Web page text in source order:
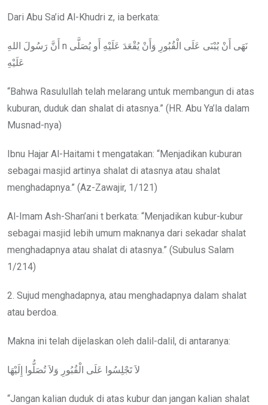
Dari Abu Sa’id Al-Khudri z, ia berkata:
أَنَّ رَسُولَ اللهِ n نَهَى أَنْ يُبْنَى عَلَى الْقُبُورِ وَأَنْ يُقْعَدَ عَلَيْهِ أَو يُصَلَّى
عَلَيْهِ
“Bahwa Rasulullah telah melarang untuk membangun di atas
kuburan, duduk dan shalat di atasnya.” (HR. Abu Ya’la dalam
Musnad-nya)
Ibnu Hajar Al-Haitami t mengatakan: “Menjadikan kuburan
sebagai masjid artinya shalat di atasnya atau shalat
menghadapnya.” (Az-Zawajir, 1/121)
Al-Imam Ash-Shan’ani t berkata: “Menjadikan kubur-kubur
sebagai masjid lebih umum maknanya dari sekadar shalat
menghadapnya atau shalat di atasnya.” (Subulus Salam
1/214)
2. Sujud menghadapnya, atau menghadapnya dalam shalat
atau berdoa.
Makna ini telah dijelaskan oleh dalil-dalil, di antaranya:
لاَ تَجْلِسُوا عَلَى الْقُبُورِ وَلاَ تُصَلُّوا إِلَيْهَا
“Jangan kalian duduk di atas kubur dan jangan kalian shalat